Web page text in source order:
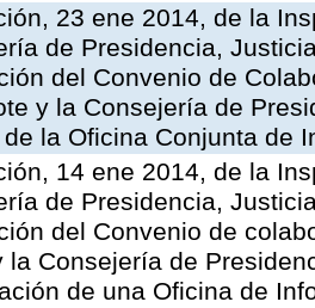
23 ene 2014, de la
de Presidencia,
del Convenio de
y la Consejería de
la Oficina Conjunta de
14 ene 2014, de la
de Presidencia,
del Convenio de
la Consejería de
de una Oficina de